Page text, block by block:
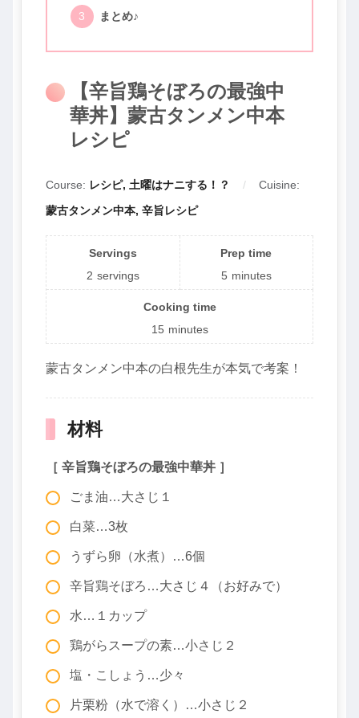
まとめ♪
【辛旨鶏そぼろの最強中
華丼】蒙古タンメン中本
レシピ
Course: レシピ, 土曜はナニする！？
Cuisine:
蒙古タンメン中本, 辛旨レシピ
Servings
2 servings
Prep time
5 minutes
Cooking time
15 minutes
蒙古タンメン中本の白根先生が本気で考案！
材料
［ 辛旨鶏そぼろの最強中華丼 ］
ごま油…大さじ１
白菜…3枚
うずら卵（水煮）…6個
辛旨鶏そぼろ…大さじ４（お好みで）
水…１カップ
鶏がらスープの素…小さじ２
塩・こしょう…少々
片栗粉（水で溶く）…小さじ２